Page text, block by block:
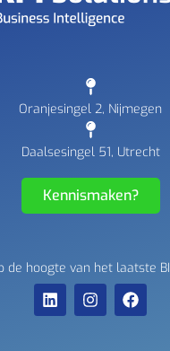
Oranjesingel 2, Nijmegen
Daalsesingel 51, Utrecht
Kennismaken?
de hoogte van het laatste